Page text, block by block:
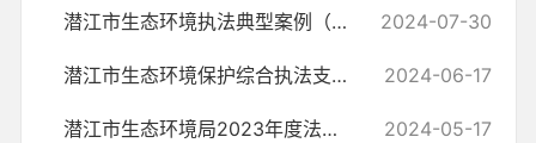
潜江市生态环境执法典型案例（2024年度第2期） 2024-07-30
潜江市生态环境保护综合执法支队开展核与辐射安全隐患排查 2024-06-17
潜江市生态环境局2023年度法治建设工作报告 2024-05-17